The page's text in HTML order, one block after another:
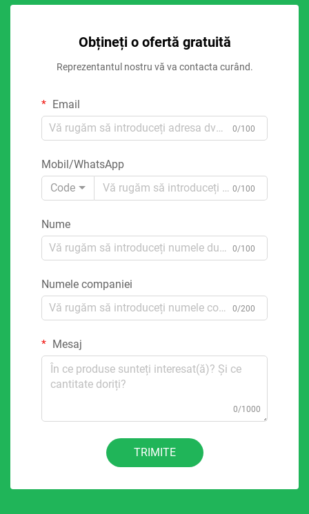
Obțineți o ofertă gratuită
Reprezentantul nostru vă va contacta curând.
Email
0/100
Mobil/WhatsApp
Code
0/100
Nume
0/100
Numele companiei
0/200
Mesaj
0/1000
TRIMITE